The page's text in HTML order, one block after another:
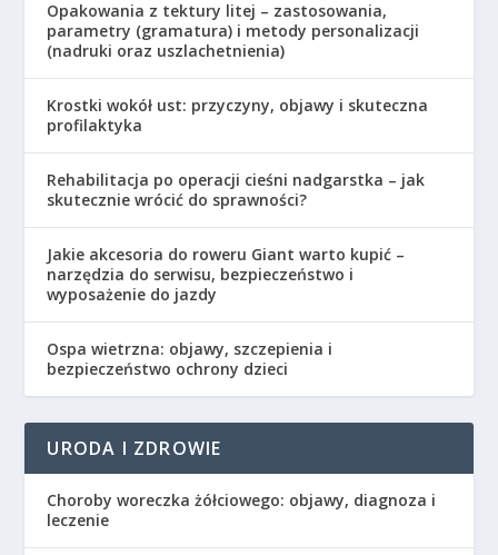
Opakowania z tektury litej – zastosowania,
parametry (gramatura) i metody personalizacji
(nadruki oraz uszlachetnienia)
Krostki wokół ust: przyczyny, objawy i skuteczna
profilaktyka
Rehabilitacja po operacji cieśni nadgarstka – jak
skutecznie wrócić do sprawności?
Jakie akcesoria do roweru Giant warto kupić –
narzędzia do serwisu, bezpieczeństwo i
wyposażenie do jazdy
Ospa wietrzna: objawy, szczepienia i
bezpieczeństwo ochrony dzieci
URODA I ZDROWIE
Choroby woreczka żółciowego: objawy, diagnoza i
leczenie